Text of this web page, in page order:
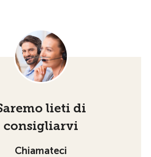
lieti di
consigliarvi
Chiamateci